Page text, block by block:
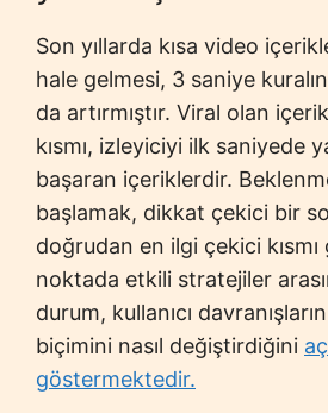
Son yıllarda kısa video
hale gelmesi, 3 saniye
da artırmıştır. Viral olan
kısmı, izleyiciyi ilk saniyede
başaran içeriklerdir.
başlamak, dikkat çekici bir
doğrudan en ilgi çekici
noktada etkili stratejiler
durum, kullanıcı
biçimini nasıl değiştirdiğini
göstermektedir.